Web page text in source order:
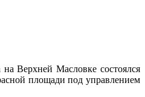
Верхней Масловке состоялся
площади под управлением